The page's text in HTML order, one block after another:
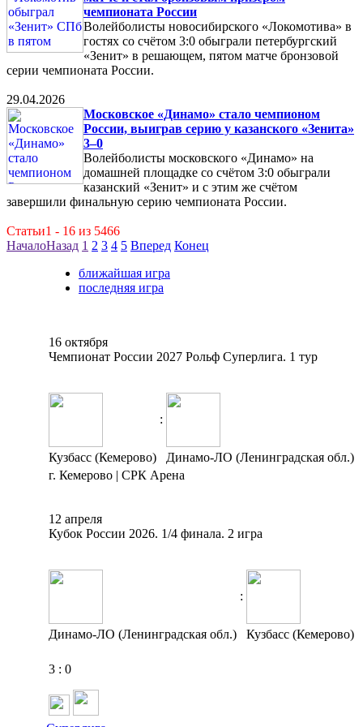
чемпионата России
Волейболисты новосибирского «Локомотива» в
гостях со счётом 3:0 обыграли петербургский
«Зенит» в решающем, пятом матче бронзовой
серии чемпионата России.
29.04.2026
Московское «Динамо» стало чемпионом
России, выиграв серию у казанского «Зенита»
3–0
Волейболисты московского «Динамо» на
домашней площадке со счётом 3:0 обыграли
казанский «Зенит» и с этим же счётом
завершили финальную серию чемпионата России.
Статьи1 - 16 из 5466
НачалоНазад 1 2 3 4 5 Вперед Конец
ближайшая игра
последняя игра
16 октября
Чемпионат России 2027 Рольф Суперлига. 1 тур
:
Кузбасс (Кемерово)
Динамо-ЛО (Ленинградская обл.)
г. Кемерово | СРК Арена
12 апреля
Кубок России 2026. 1/4 финала. 2 игра
:
Динамо-ЛО (Ленинградская обл.) Кузбасс (Кемерово)
3 : 0